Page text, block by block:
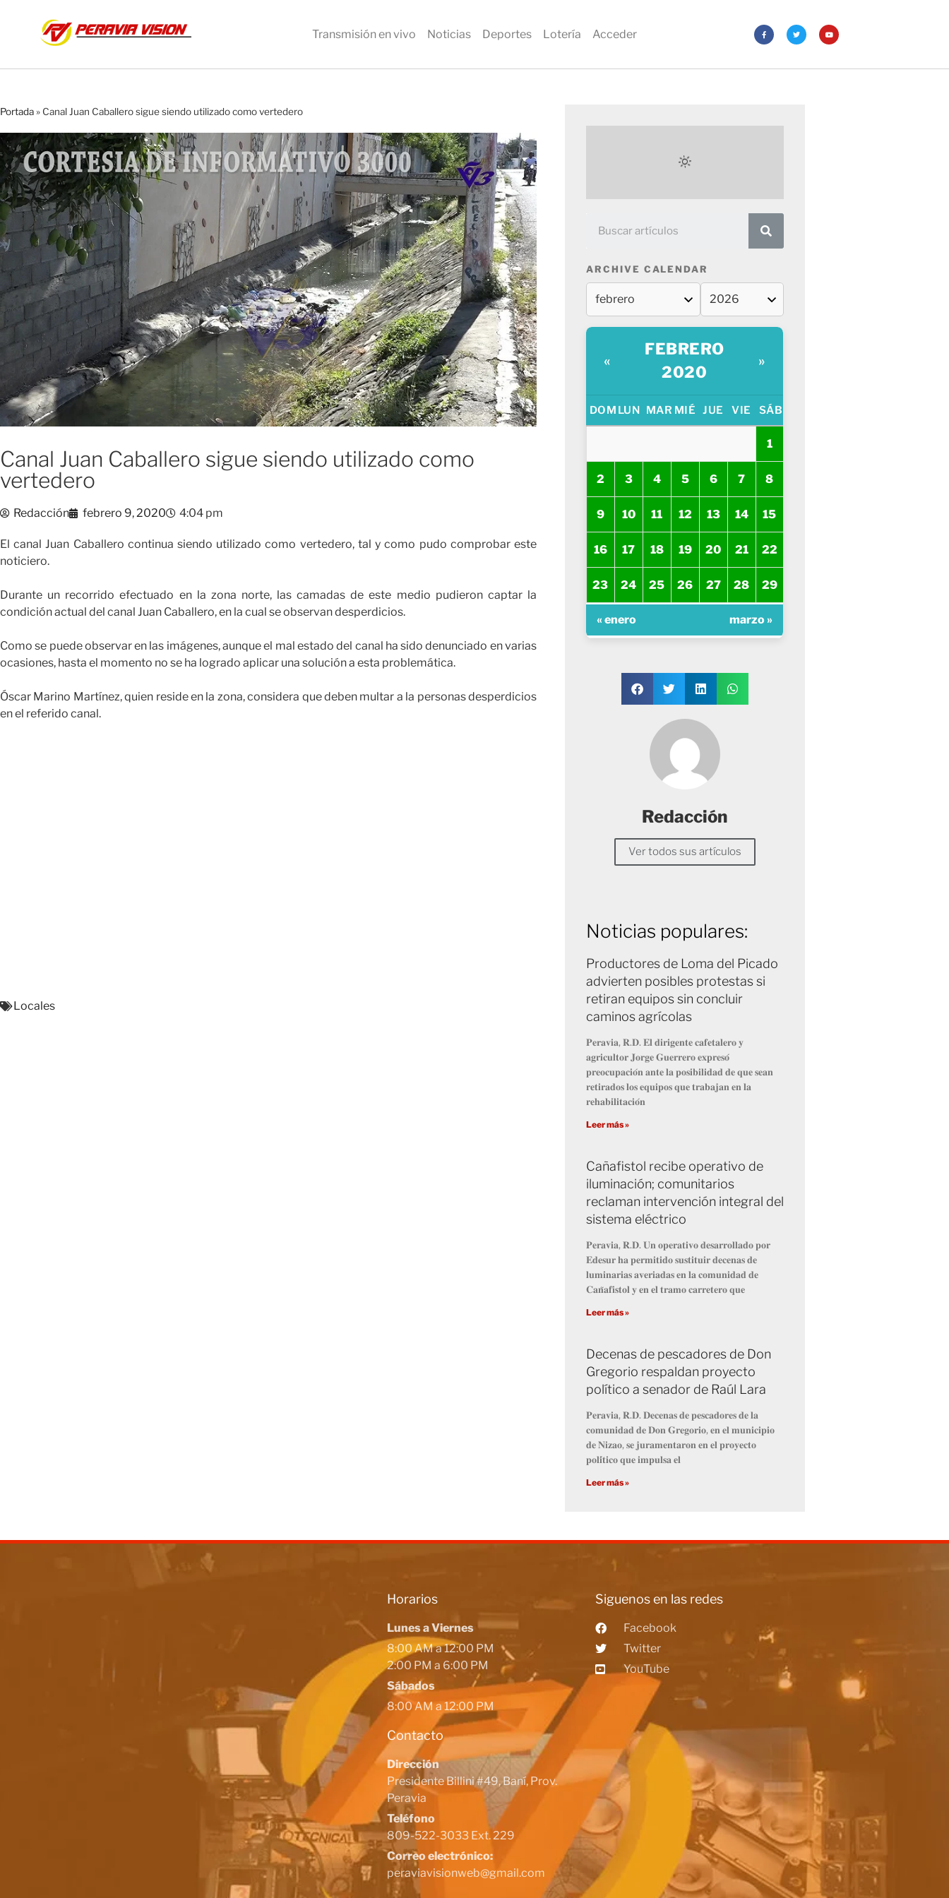
Transmisión en vivo Noticias Deportes Lotería Acceder
Portada» Canal Juan Caballero sigue siendo utilizado como vertedero
Canal Juan Caballero sigue siendo utilizado como
vertedero
Redacción febrero 9, 2020 4:04 pm
El canal Juan Caballero continua siendo utilizado como vertedero, tal y como pudo comprobar este
noticiero.
Durante un recorrido efectuado en la zona norte, las camadas de este medio pudieron captar la
condición actual del canal Juan Caballero, en la cual se observan desperdicios.
Como se puede observar en las imágenes, aunque el mal estado del canal ha sido denunciado en varias
ocasiones, hasta el momento no se ha logrado aplicar una solución a esta problemática.
Óscar Marino Martínez, quien reside en la zona, considera que deben multar a la personas desperdicios
en el referido canal.
Locales
ARCHIVE CALENDAR
«
FEBRERO
2020
»
DOM LUN MAR MIÉ JUE VIE SÁB
1
2 3 4 5 6 7 8
9 10 11 12 13 14 15
16 17 18 19 20 21 22
23 24 25 26 27 28 29
« enero marzo »
Redacción
Ver todos sus artículos
Noticias populares:
Productores de Loma del Picado
advierten posibles protestas si
retiran equipos sin concluir
caminos agrícolas
𝐏𝐞𝐫𝐚𝐯𝐢𝐚, 𝐑.𝐃. 𝐄𝐥 𝐝𝐢𝐫𝐢𝐠𝐞𝐧𝐭𝐞 𝐜𝐚𝐟𝐞𝐭𝐚𝐥𝐞𝐫𝐨 𝐲
𝐚𝐠𝐫𝐢𝐜𝐮𝐥𝐭𝐨𝐫 𝐉𝐨𝐫𝐠𝐞 𝐆𝐮𝐞𝐫𝐫𝐞𝐫𝐨 𝐞𝐱𝐩𝐫𝐞𝐬𝐨́
𝐩𝐫𝐞𝐨𝐜𝐮𝐩𝐚𝐜𝐢𝐨́𝐧 𝐚𝐧𝐭𝐞 𝐥𝐚 𝐩𝐨𝐬𝐢𝐛𝐢𝐥𝐢𝐝𝐚𝐝 𝐝𝐞 𝐪𝐮𝐞 𝐬𝐞𝐚𝐧
𝐫𝐞𝐭𝐢𝐫𝐚𝐝𝐨𝐬 𝐥𝐨𝐬 𝐞𝐪𝐮𝐢𝐩𝐨𝐬 𝐪𝐮𝐞 𝐭𝐫𝐚𝐛𝐚𝐣𝐚𝐧 𝐞𝐧 𝐥𝐚
𝐫𝐞𝐡𝐚𝐛𝐢𝐥𝐢𝐭𝐚𝐜𝐢𝐨́𝐧
Leer más »
Cañafistol recibe operativo de
iluminación; comunitarios
reclaman intervención integral del
sistema eléctrico
𝐏𝐞𝐫𝐚𝐯𝐢𝐚, 𝐑.𝐃. 𝐔𝐧 𝐨𝐩𝐞𝐫𝐚𝐭𝐢𝐯𝐨 𝐝𝐞𝐬𝐚𝐫𝐫𝐨𝐥𝐥𝐚𝐝𝐨 𝐩𝐨𝐫
𝐄𝐝𝐞𝐬𝐮𝐫 𝐡𝐚 𝐩𝐞𝐫𝐦𝐢𝐭𝐢𝐝𝐨 𝐬𝐮𝐬𝐭𝐢𝐭𝐮𝐢𝐫 𝐝𝐞𝐜𝐞𝐧𝐚𝐬 𝐝𝐞
𝐥𝐮𝐦𝐢𝐧𝐚𝐫𝐢𝐚𝐬 𝐚𝐯𝐞𝐫𝐢𝐚𝐝𝐚𝐬 𝐞𝐧 𝐥𝐚 𝐜𝐨𝐦𝐮𝐧𝐢𝐝𝐚𝐝 𝐝𝐞
𝐂𝐚𝐧̃𝐚𝐟𝐢𝐬𝐭𝐨𝐥 𝐲 𝐞𝐧 𝐞𝐥 𝐭𝐫𝐚𝐦𝐨 𝐜𝐚𝐫𝐫𝐞𝐭𝐞𝐫𝐨 𝐪𝐮𝐞
Leer más »
Decenas de pescadores de Don
Gregorio respaldan proyecto
político a senador de Raúl Lara
𝐏𝐞𝐫𝐚𝐯𝐢𝐚, 𝐑.𝐃. 𝐃𝐞𝐜𝐞𝐧𝐚𝐬 𝐝𝐞 𝐩𝐞𝐬𝐜𝐚𝐝𝐨𝐫𝐞𝐬 𝐝𝐞 𝐥𝐚
𝐜𝐨𝐦𝐮𝐧𝐢𝐝𝐚𝐝 𝐝𝐞 𝐃𝐨𝐧 𝐆𝐫𝐞𝐠𝐨𝐫𝐢𝐨, 𝐞𝐧 𝐞𝐥 𝐦𝐮𝐧𝐢𝐜𝐢𝐩𝐢𝐨
𝐝𝐞 𝐍𝐢𝐳𝐚𝐨, 𝐬𝐞 𝐣𝐮𝐫𝐚𝐦𝐞𝐧𝐭𝐚𝐫𝐨𝐧 𝐞𝐧 𝐞𝐥 𝐩𝐫𝐨𝐲𝐞𝐜𝐭𝐨
𝐩𝐨𝐥𝐢́𝐭𝐢𝐜𝐨 𝐪𝐮𝐞 𝐢𝐦𝐩𝐮𝐥𝐬𝐚 𝐞𝐥
Leer más »
Horarios
Lunes a Viernes
8:00 AM a 12:00 PM
2:00 PM a 6:00 PM
Sábados
8:00 AM a 12:00 PM
Contacto
Dirección
Presidente Billini #49, Baní, Prov.
Peravia
Teléfono
809-522-3033 Ext. 229
Correo electrónico:
peraviavisionweb@gmail.com
Siguenos en las redes
Facebook
Twitter
YouTube